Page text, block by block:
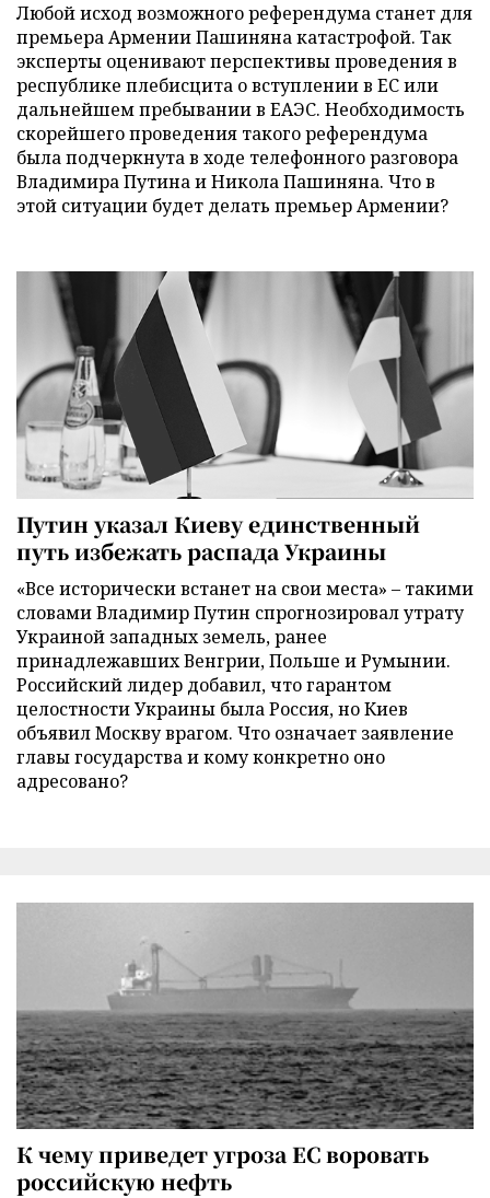
Любой исход возможного референдума станет для
премьера Армении Пашиняна катастрофой. Так
эксперты оценивают перспективы проведения в
республике плебисцита о вступлении в ЕС или
дальнейшем пребывании в ЕАЭС. Необходимость
скорейшего проведения такого референдума
была подчеркнута в ходе телефонного разговора
Владимира Путина и Никола Пашиняна. Что в
этой ситуации будет делать премьер Армении?
Путин указал Киеву единственный
путь избежать распада Украины
«Все исторически встанет на свои места» – такими
словами Владимир Путин спрогнозировал утрату
Украиной западных земель, ранее
принадлежавших Венгрии, Польше и Румынии.
Российский лидер добавил, что гарантом
целостности Украины была Россия, но Киев
объявил Москву врагом. Что означает заявление
главы государства и кому конкретно оно
адресовано?
К чему приведет угроза ЕС воровать
российскую нефть